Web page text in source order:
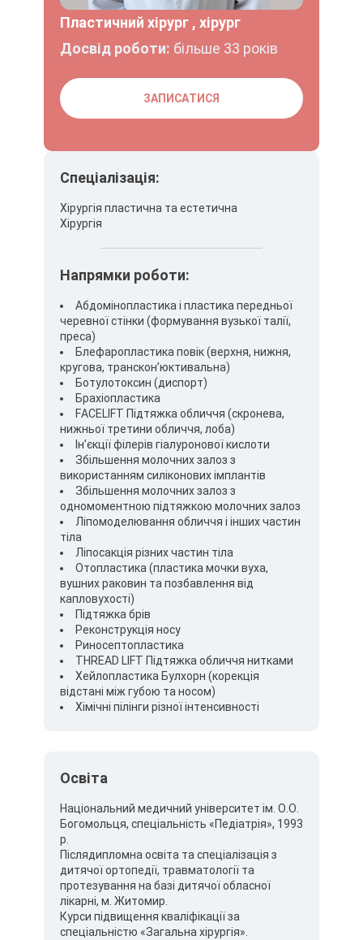
Пластичний хірург , хірург
Досвід роботи: більше 33 років
ЗАПИСАТИСЯ
Спеціалізація:
Хірургія пластична та естетична
Хірургія
Напрямки роботи:
Абдомінопластика і пластика передньої
черевної стінки (формування вузької талії,
преса)
Блефаропластика повік (верхня, нижня,
кругова, транскон’юктивальна)
Ботулотоксин (диспорт)
Брахіопластика
FACELIFT Підтяжка обличчя (скронева,
нижньої третини обличчя, лоба)
Ін’єкції філерів гіалуронової кислоти
Збільшення молочних залоз з
використанням силіконових імплантів
Збільшення молочних залоз з
одномоментною підтяжкою молочних залоз
Ліпомоделювання обличчя і інших частин
тіла
Ліпосакція різних частин тіла
Отопластика (пластика мочки вуха,
вушних раковин та позбавлення від
капловухості)
Підтяжка брів
Реконструкція носу
Риносептопластика
THREAD LIFT Підтяжка обличчя нитками
Хейлопластика Булхорн (корекція
відстані між губою та носом)
Хімічні пілінги різної інтенсивності
Освіта
Національний медичний університет ім. О.О.
Богомольця, спеціальність «Педіатрія», 1993
р.
Післядипломна освіта та спеціалізація з
дитячої ортопедії, травматології та
протезування на базі дитячої обласної
лікарні, м. Житомир.
Курси підвищення кваліфікації за
спеціальністю «Загальна хірургія».